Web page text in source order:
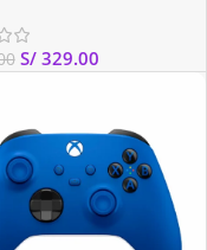
S/329.00